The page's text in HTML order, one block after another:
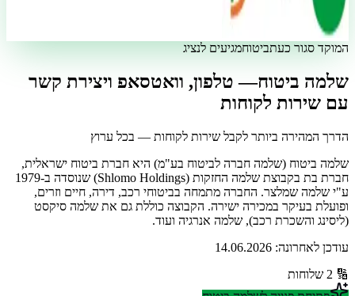
המוקד סגור כעתביטוחמגיעים לנציג
שלמה ביטוח— טלפון, וואטסאפ ויצירת קשר
עם שירות לקוחות
הדרך המהירה ביותר לקבל שירות לקוחות — בכל ערוץ
שלמה ביטוח (שלמה חברה לביטוח בע"מ) היא חברת ביטוח ישראלית,
חברת בת בקבוצת שלמה החזקות (Shlomo Holdings) שנוסדה ב-1979
ע"י שלמה שמלצר. החברה מתמחה בביטוחי רכב, דירה, חיים וזרים,
ופועלת בעיקר במכירה ישירה. הקבוצה כוללת גם את שלמה סיקסט
(ליסינג והשכרת רכב), שלמה אנרגיה ועוד.
עודכן לאחרונה: 14.06.2026
🔢
2 שלוחות